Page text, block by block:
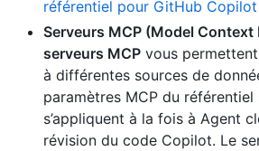
référentiel pour GitHub Copilot
Serveurs MCP (Model Context
serveurs MCP vous
à différentes sources de
paramètres MCP du référentiel
s’appliquent à la fois à Agent
révision du code Copilot. Le